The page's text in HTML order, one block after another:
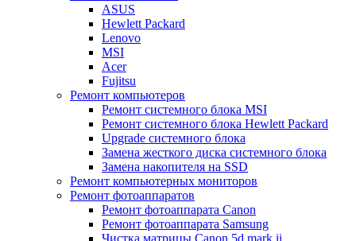
ASUS
Hewlett Packard
Lenovo
MSI
Acer
Fujitsu
Ремонт компьютеров
Ремонт системного блока MSI
Ремонт системного блока Hewlett Packard
Upgrade системного блока
Замена жесткого диска системного блока
Замена накопителя на SSD
Ремонт компьютерных мониторов
Ремонт фотоаппаратов
Ремонт фотоаппарата Canon
Ремонт фотоаппарата Samsung
Чистка матрицы Canon 5d mark ii